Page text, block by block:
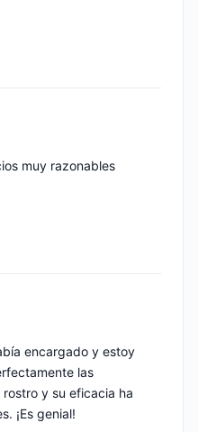
muy razonables
encargado y estoy
las
y su eficacia ha
¡Es genial!